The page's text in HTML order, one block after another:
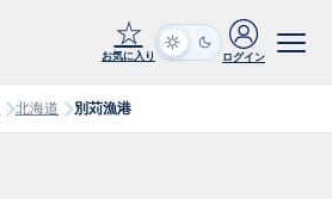
☆
お気に入り ログイン
北海道 別苅漁港